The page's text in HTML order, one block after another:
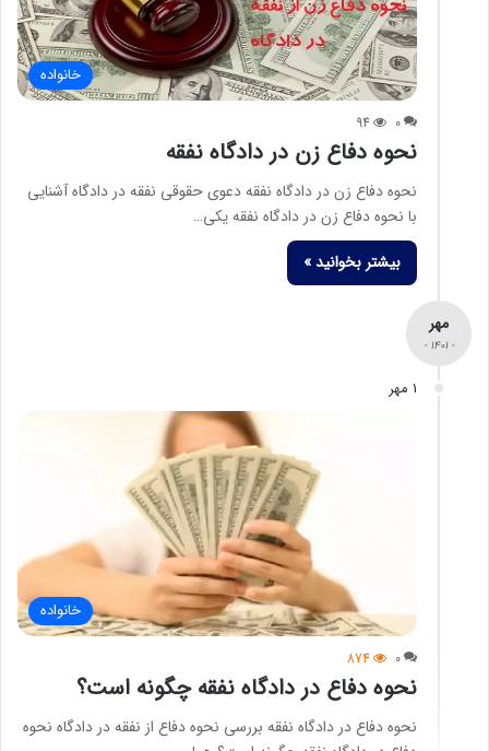
خانواده
0
94
نحوه دفاع زن در دادگاه نفقه
نحوه دفاع زن در دادگاه نفقه دعوی حقوقی نفقه در دادگاه آشنایی
با نحوه دفاع زن در دادگاه نفقه یکی…
بیشتر بخوانید »
مهر
- 1401 -
1 مهر
خانواده
0
874
نحوه دفاع در دادگاه نفقه چگونه است؟
نحوه دفاع در دادگاه نفقه بررسی نحوه دفاع از نفقه در دادگاه نحوه